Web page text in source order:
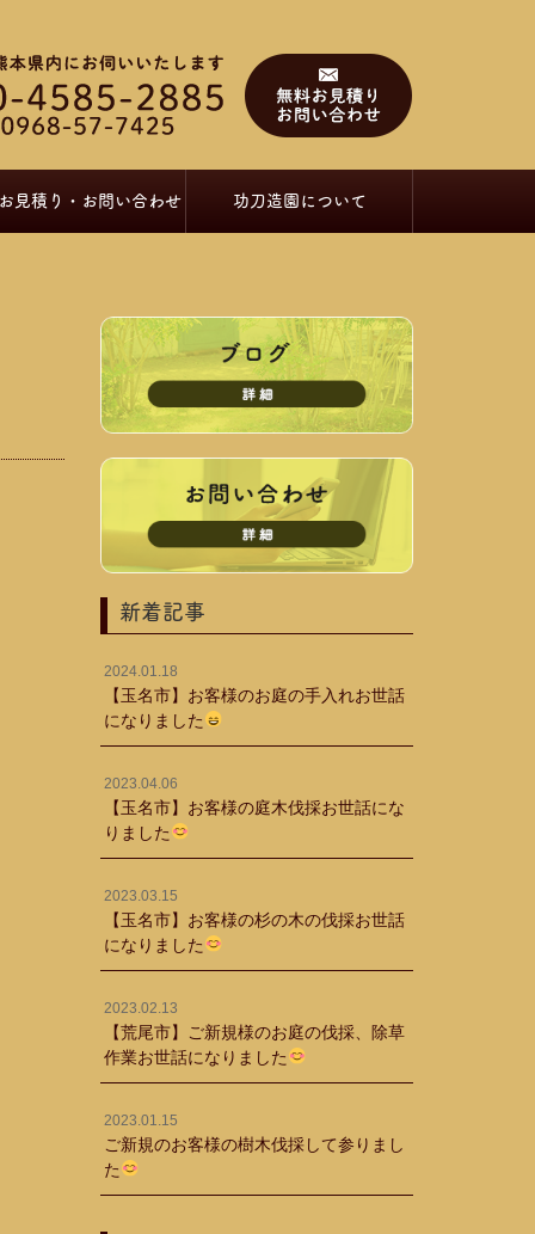
見積り・お問い合わせ 功刀造園について
新着記事
2024.01.18
【玉名市】お客様のお庭の手入れお世話
になりました
2023.04.06
【玉名市】お客様の庭木伐採お世話にな
りました
2023.03.15
【玉名市】お客様の杉の木の伐採お世話
になりました
2023.02.13
【荒尾市】ご新規様のお庭の伐採、除草
作業お世話になりました
2023.01.15
ご新規のお客様の樹木伐採して参りまし
た